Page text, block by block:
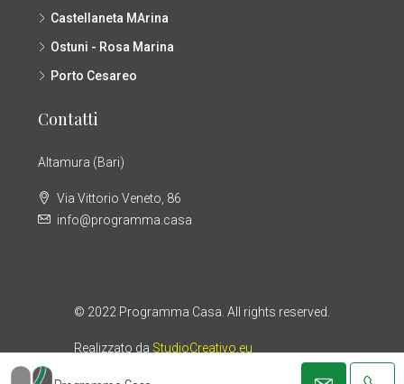
Castellaneta MArina
Ostuni - Rosa Marina
Porto Cesareo
Contatti
Altamura (Bari)
Via Vittorio Veneto, 86
info@programma.casa
© 2022 Programma Casa. All rights reserved.
Realizzato da StudioCreativo.eu